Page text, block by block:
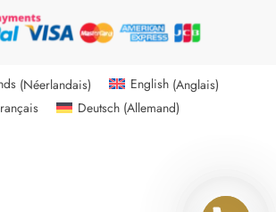
(Néerlandais) English(Anglais)
Deutsch(Allemand)